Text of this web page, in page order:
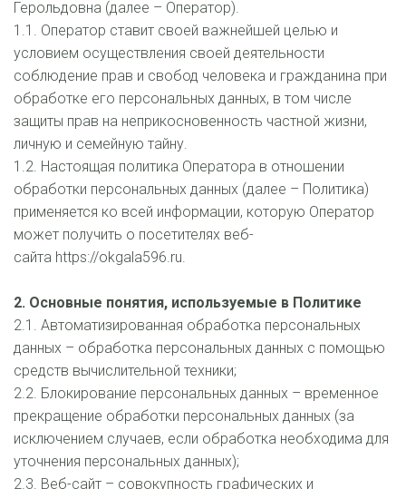
Герольдовна (далее – Оператор).
1.1. Оператор ставит своей важнейшей целью и
условием осуществления своей деятельности
соблюдение прав и свобод человека и гражданина при
обработке его персональных данных, в том числе
защиты прав на неприкосновенность частной жизни,
личную и семейную тайну.
1.2. Настоящая политика Оператора в отношении
обработки персональных данных (далее – Политика)
применяется ко всей информации, которую Оператор
может получить о посетителях веб-
сайта https://okgala596.ru.
2. Основные понятия, используемые в Политике
2.1. Автоматизированная обработка персональных
данных – обработка персональных данных с помощью
средств вычислительной техники;
2.2. Блокирование персональных данных – временное
прекращение обработки персональных данных (за
исключением случаев, если обработка необходима для
уточнения персональных данных);
2.3. Веб-сайт – совокупность графических и